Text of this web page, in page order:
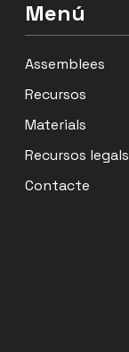
Menú
Assemblees
Recursos
Materials
Recursos legals
Contacte